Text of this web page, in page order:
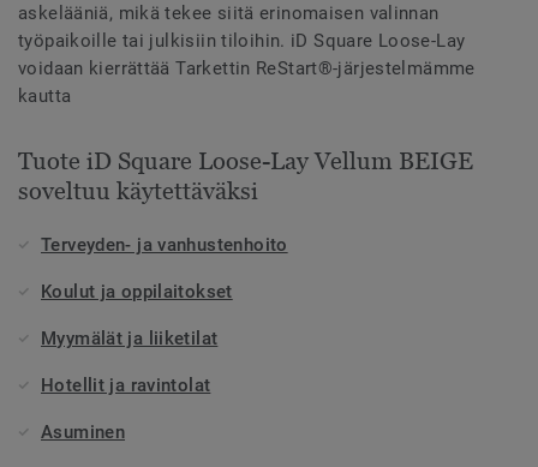
askelääniä, mikä tekee siitä erinomaisen valinnan
työpaikoille tai julkisiin tiloihin. iD Square Loose-Lay
voidaan kierrättää Tarkettin ReStart®-järjestelmämme
kautta
Tuote iD Square Loose-Lay Vellum BEIGE
soveltuu käytettäväksi
Terveyden- ja vanhustenhoito
Koulut ja oppilaitokset
Myymälät ja liiketilat
Hotellit ja ravintolat
Asuminen